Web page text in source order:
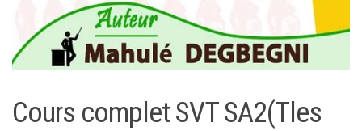
Cours complet SVT SA2(Tles